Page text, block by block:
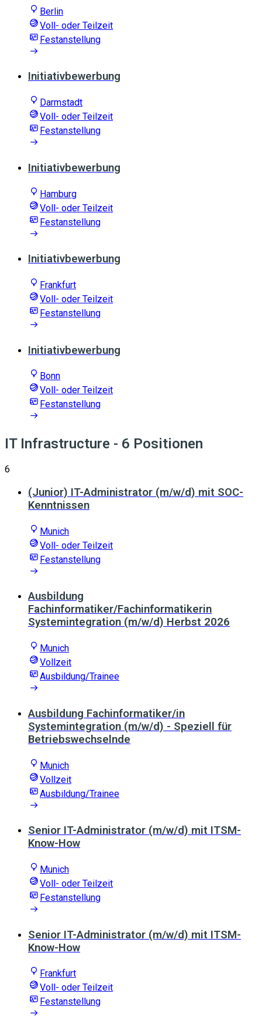
Berlin
Voll- oder Teilzeit
Festanstellung
Initiativbewerbung
Darmstadt
Voll- oder Teilzeit
Festanstellung
Initiativbewerbung
Hamburg
Voll- oder Teilzeit
Festanstellung
Initiativbewerbung
Frankfurt
Voll- oder Teilzeit
Festanstellung
Initiativbewerbung
Bonn
Voll- oder Teilzeit
Festanstellung
IT Infrastructure - 6 Positionen
6
(Junior) IT-Administrator (m/w/d) mit SOC-
Kenntnissen
Munich
Voll- oder Teilzeit
Festanstellung
Ausbildung
Fachinformatiker/Fachinformatikerin
Systemintegration (m/w/d) Herbst 2026
Munich
Vollzeit
Ausbildung/Trainee
Ausbildung Fachinformatiker/in
Systemintegration (m/w/d) - Speziell für
Betriebswechselnde
Munich
Vollzeit
Ausbildung/Trainee
Senior IT-Administrator (m/w/d) mit ITSM-
Know-How
Munich
Voll- oder Teilzeit
Festanstellung
Senior IT-Administrator (m/w/d) mit ITSM-
Know-How
Frankfurt
Voll- oder Teilzeit
Festanstellung